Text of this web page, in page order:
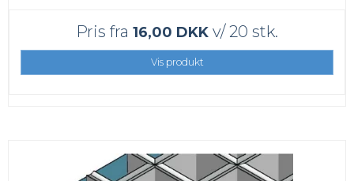
Pris fra 16,00 DKK v/ 20 stk.
Vis produkt